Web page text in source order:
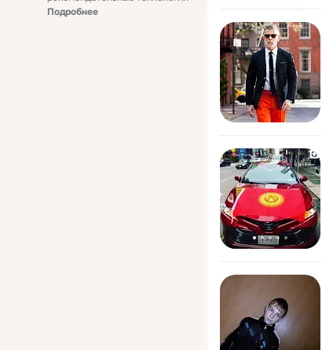
Подробнее